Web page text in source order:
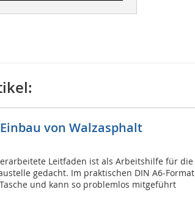
von Walzasphalt
Leitfaden ist als Arbeitshilfe für die
gedacht. Im praktischen DIN A6-Format
und kann so problemlos mitgeführt